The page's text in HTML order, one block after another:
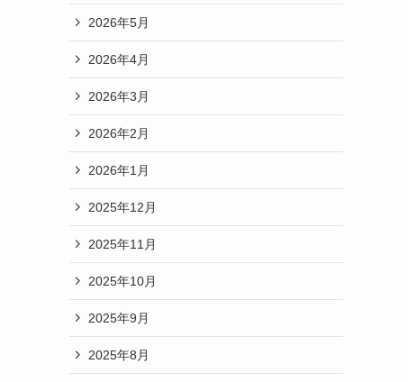
2026年5月
2026年4月
2026年3月
2026年2月
2026年1月
2025年12月
2025年11月
2025年10月
2025年9月
2025年8月